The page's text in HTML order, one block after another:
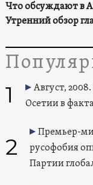
Что обсуждают в
Утренний обзор
1
Август,
Осетии в
2
Премьер-
русофобия
Партии